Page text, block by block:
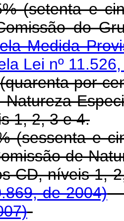
e cinco
Medida
Lei nº
por
Natureza
1, 2, 3 e 4.
(sessenta e
de
dos CD,
de 2004)